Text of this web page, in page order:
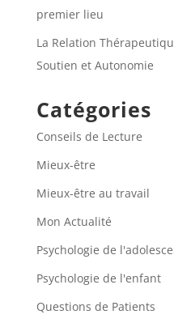
premier lieu
La Relation
Soutien et Autonomie
Catégories
Conseils de Lecture
Mieux-être
Mieux-être au travail
Mon Actualité
Psychologie de
Psychologie de l'enfant
Questions de Patients